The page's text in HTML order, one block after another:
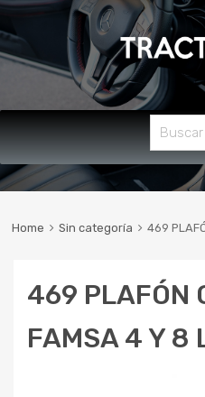
content
Buscar:
Home Sin categoría 469
469 PLAFÓN
FAMSA 4 Y 8